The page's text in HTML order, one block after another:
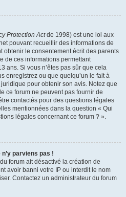
Protection Actde 1998) est une loi aux
pouvant recueillir des informations de
obtenir le consentement écrit des parents
de ces informations permettant
ans. Si vous n’êtes pas sûr que cela
enregistrez ou que quelqu’un le fait à
pour obtenir son avis. Notez que
ce forum ne peuvent pas fournir de
contactés pour des questions légales
mentionnées dans la question « Qui
légales concernant ce forum ? ».
parviens pas !
forum ait désactivé la création de
avoir banni votre IP ou interdit le nom
Contactez un administrateur du forum